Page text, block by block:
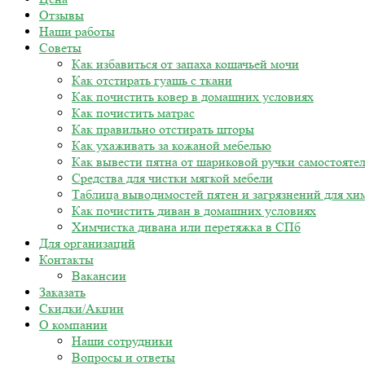
Отзывы
Наши работы
Советы
Как избавиться от запаха кошачьей мочи
Как отстирать гуашь с ткани
Как почистить ковер в домашних условиях
Как почистить матрас
Как правильно отстирать шторы
Как ухаживать за кожаной мебелью
Как вывести пятна от шариковой ручки
Средства для чистки мягкой мебели
Таблица выводимостей пятен и загрязнений для
Как почистить диван в домашних условиях
Химчистка дивана или перетяжка в СПб
Для организаций
Контакты
Вакансии
Заказать
Скидки/Акции
О компании
Наши сотрудники
Вопросы и ответы